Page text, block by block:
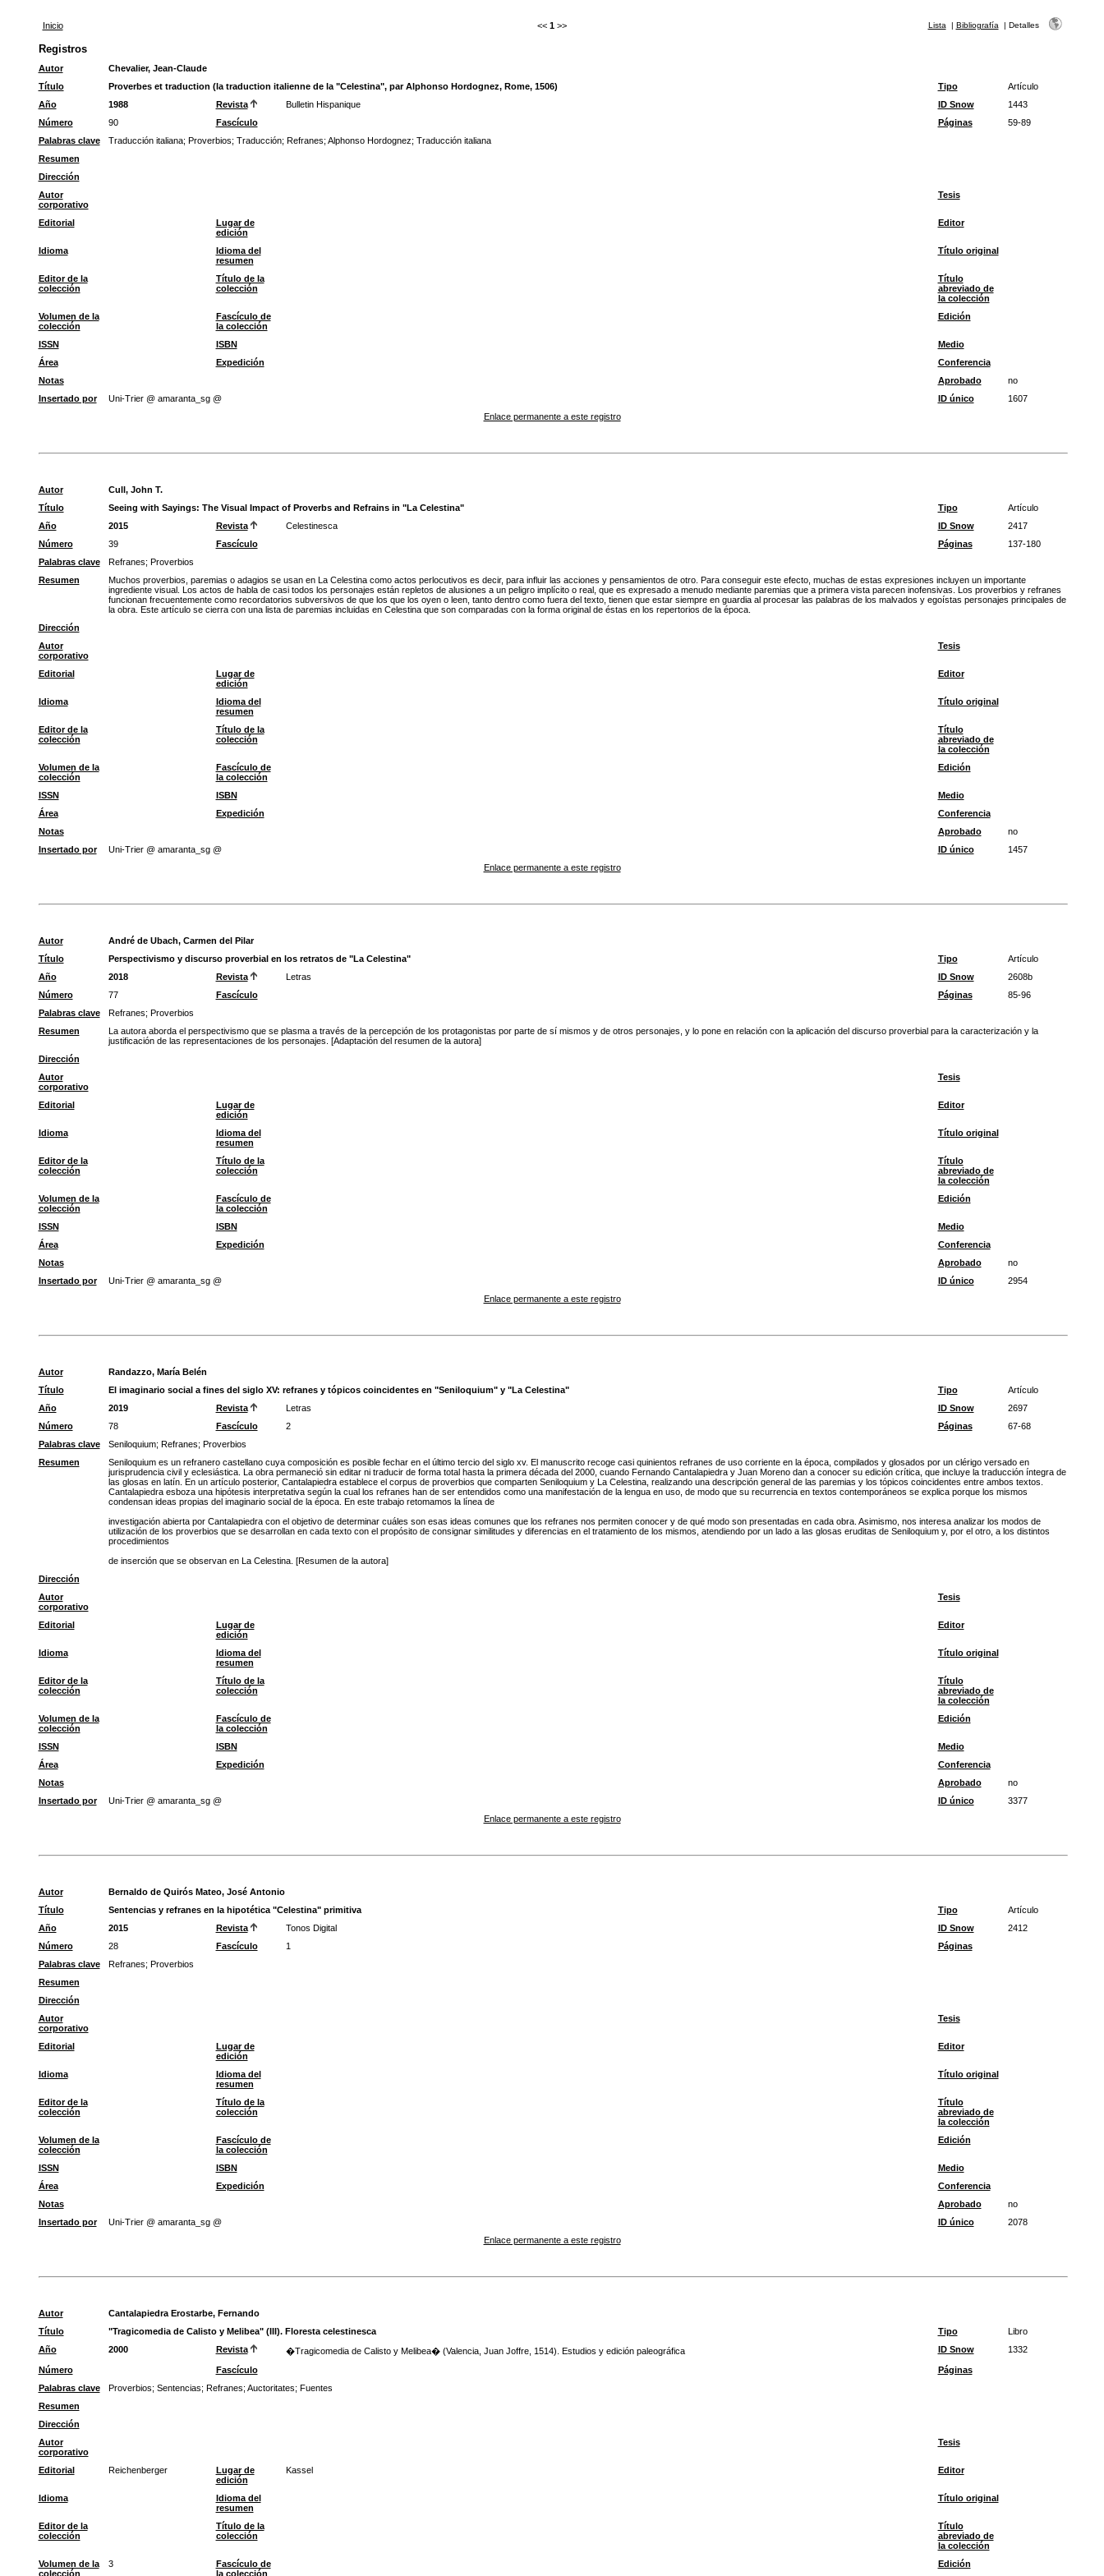
Inicio << 1 >> Lista | Bibliografía | Detalles
Registros
Autor
Chevalier, Jean-Claude
Título
Proverbes et traduction (la traduction italienne de la "Celestina", par Alphonso Hordognez, Rome, 1506) Tipo
Artículo
Año
1988 Revista Bulletin Hispanique ID Snow
1443
Número
90 Fascículo Páginas
59-89
Palabras clave
Traducción italiana; Proverbios; Traducción; Refranes; Alphonso Hordognez; Traducción italiana
Resumen
Dirección
Autor
corporativo
Tesis
Editorial
Lugar de
edición
Editor
Idioma
Idioma del
resumen
Título original
Editor de la
colección
Título de la
colección
Título
abreviado de
la colección
Volumen de la
colección
Fascículo de
la colección
Edición
ISSN ISBN
Medio
Área
Expedición
Conferencia
Notas
Aprobado
no
Insertado por
Uni-Trier @ amaranta_sg @ ID único
1607
Enlace permanente a este registro
Autor
Cull, John T.
Título
Seeing with Sayings: The Visual Impact of Proverbs and Refrains in "La Celestina" Tipo
Artículo
Año
2015 Revista Celestinesca ID Snow
2417
Número
39 Fascículo Páginas
137-180
Palabras clave
Refranes; Proverbios
Resumen
Muchos proverbios, paremias o adagios se usan en La Celestina como actos perlocutivos es decir, para influir las acciones y pensamientos de otro. Para conseguir este efecto, muchas de estas expresiones incluyen un importante
ingrediente visual. Los actos de habla de casi todos los personajes están repletos de alusiones a un peligro implícito o real, que es expresado a menudo mediante paremias que a primera vista parecen inofensivas. Los proverbios y refranes
funcionan frecuentemente como recordatorios subversivos de que los que los oyen o leen, tanto dentro como fuera del texto, tienen que estar siempre en guardia al procesar las palabras de los malvados y egoístas personajes principales de
la obra. Este artículo se cierra con una lista de paremias incluidas en Celestina que son comparadas con la forma original de éstas en los repertorios de la época.
Dirección
Autor
corporativo
Tesis
Editorial
Lugar de
edición
Editor
Idioma
Idioma del
resumen
Título original
Editor de la
colección
Título de la
colección
Título
abreviado de
la colección
Volumen de la
colección
Fascículo de
la colección
Edición
ISSN ISBN
Medio
Área
Expedición
Conferencia
Notas
Aprobado
no
Insertado por
Uni-Trier @ amaranta_sg @ ID único
1457
Enlace permanente a este registro
Autor
André de Ubach, Carmen del Pilar
Título
Perspectivismo y discurso proverbial en los retratos de "La Celestina" Tipo
Artículo
Año
2018 Revista Letras ID Snow
2608b
Número
77 Fascículo Páginas
85-96
Palabras clave
Refranes; Proverbios
Resumen
La autora aborda el perspectivismo que se plasma a través de la percepción de los protagonistas por parte de sí mismos y de otros personajes, y lo pone en relación con la aplicación del discurso proverbial para la caracterización y la
justificación de las representaciones de los personajes. [Adaptación del resumen de la autora]
Dirección
Autor
corporativo
Tesis
Editorial
Lugar de
edición
Editor
Idioma
Idioma del
resumen
Título original
Editor de la
colección
Título de la
colección
Título
abreviado de
la colección
Volumen de la
colección
Fascículo de
la colección
Edición
ISSN ISBN
Medio
Área
Expedición
Conferencia
Notas
Aprobado
no
Insertado por
Uni-Trier @ amaranta_sg @ ID único
2954
Enlace permanente a este registro
Autor
Randazzo, María Belén
Título
El imaginario social a fines del siglo XV: refranes y tópicos coincidentes en "Seniloquium" y "La Celestina" Tipo
Artículo
Año
2019 Revista Letras ID Snow
2697
Número
78 Fascículo 2 Páginas
67-68
Palabras clave
Seniloquium; Refranes; Proverbios
Resumen
Seniloquium es un refranero castellano cuya composición es posible fechar en el último tercio del siglo xv. El manuscrito recoge casi quinientos refranes de uso corriente en la época, compilados y glosados por un clérigo versado en
jurisprudencia civil y eclesiástica. La obra permaneció sin editar ni traducir de forma total hasta la primera década del 2000, cuando Fernando Cantalapiedra y Juan Moreno dan a conocer su edición crítica, que incluye la traducción íntegra de
las glosas en latín. En un artículo posterior, Cantalapiedra establece el corpus de proverbios que comparten Seniloquium y La Celestina, realizando una descripción general de las paremias y los tópicos coincidentes entre ambos textos.
Cantalapiedra esboza una hipótesis interpretativa según la cual los refranes han de ser entendidos como una manifestación de la lengua en uso, de modo que su recurrencia en textos contemporáneos se explica porque los mismos
condensan ideas propias del imaginario social de la época. En este trabajo retomamos la línea de
investigación abierta por Cantalapiedra con el objetivo de determinar cuáles son esas ideas comunes que los refranes nos permiten conocer y de qué modo son presentadas en cada obra. Asimismo, nos interesa analizar los modos de
utilización de los proverbios que se desarrollan en cada texto con el propósito de consignar similitudes y diferencias en el tratamiento de los mismos, atendiendo por un lado a las glosas eruditas de Seniloquium y, por el otro, a los distintos
procedimientos
de inserción que se observan en La Celestina. [Resumen de la autora]
Dirección
Autor
corporativo
Tesis
Editorial
Lugar de
edición
Editor
Idioma
Idioma del
resumen
Título original
Editor de la
colección
Título de la
colección
Título
abreviado de
la colección
Volumen de la
colección
Fascículo de
la colección
Edición
ISSN ISBN
Medio
Área
Expedición
Conferencia
Notas
Aprobado
no
Insertado por
Uni-Trier @ amaranta_sg @ ID único
3377
Enlace permanente a este registro
Autor
Bernaldo de Quirós Mateo, José Antonio
Título
Sentencias y refranes en la hipotética "Celestina" primitiva Tipo
Artículo
Año
2015 Revista Tonos Digital ID Snow
2412
Número
28 Fascículo 1
Páginas
Palabras clave
Refranes; Proverbios
Resumen
Dirección
Autor
corporativo
Tesis
Editorial
Lugar de
edición
Editor
Idioma
Idioma del
resumen
Título original
Editor de la
colección
Título de la
colección
Título
abreviado de
la colección
Volumen de la
colección
Fascículo de
la colección
Edición
ISSN ISBN
Medio
Área
Expedición
Conferencia
Notas
Aprobado
no
Insertado por
Uni-Trier @ amaranta_sg @ ID único
2078
Enlace permanente a este registro
Autor
Cantalapiedra Erostarbe, Fernando
Título
"Tragicomedia de Calisto y Melibea" (III). Floresta celestinesca Tipo
Libro
Año
2000 Revista �Tragicomedia de Calisto y Melibea� (Valencia, Juan Joffre, 1514). Estudios y edición paleográfica ID Snow 1332
Número Fascículo
Páginas
Palabras clave
Proverbios; Sentencias; Refranes; Auctoritates; Fuentes
Resumen
Dirección
Autor
corporativo
Tesis
Editorial Reichenberger
Lugar de
edición
Kassel Editor
Idioma
Idioma del
resumen
Título original
Editor de la
colección
Título de la
colección
Título
abreviado de
la colección
Volumen de la
colección
3
Fascículo de
la colección
Edición